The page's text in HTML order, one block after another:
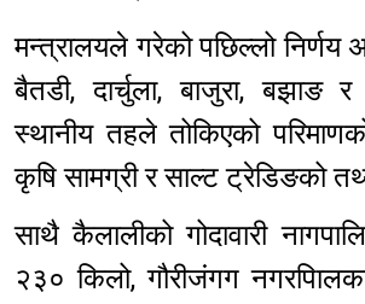
मन्त्रालयले गरेको पछिल्लो निर्णय
बैतडी, दार्चुला, बाजुरा, बझाङ र
स्थानीय तहले तोकिएको
कृषि सामग्री र साल्ट ट्रेडिङको
साथै कैलालीको गोदावारी
२३० किलो, गौरीजंगग